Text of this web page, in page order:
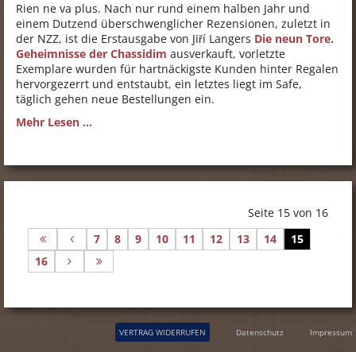
Rien ne va plus. Nach nur rund einem halben Jahr und
einem Dutzend überschwenglicher Rezensionen, zuletzt in
der NZZ, ist die Erstausgabe von Jiří Langers Die neun Tore.
Geheimnisse der Chassidim ausverkauft, vorletzte
Exemplare wurden für hartnäckigste Kunden hinter Regalen
hervorgezerrt und entstaubt, ein letztes liegt im Safe,
täglich gehen neue Bestellungen ein.
Mehr Lesen ...
Seite 15 von 16
7
8 9 10 11 12 13 14
15
16
VERTRAG WIDERRUFEN Datenschutz Impressum